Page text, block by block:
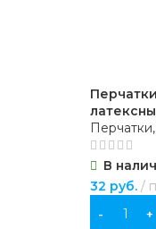
В
32 руб.
В